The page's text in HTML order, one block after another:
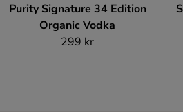
Purity Signature 34 Edition
Organic Vodka
299 kr